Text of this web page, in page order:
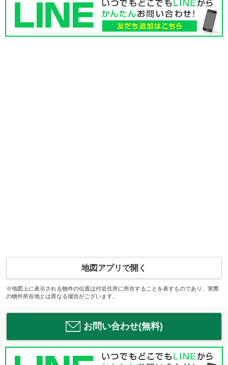
地図アプリで開く
※地図上に表示される物件の位置は付近住所に所在することを表すものであり、実際
の物件所在地とは異なる場合がございます。
お問い合わせ(無料)